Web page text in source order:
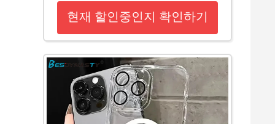
현재 할인중인지 확인하기